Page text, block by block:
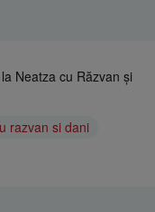
Neatza cu Răzvan și
razvan si dani